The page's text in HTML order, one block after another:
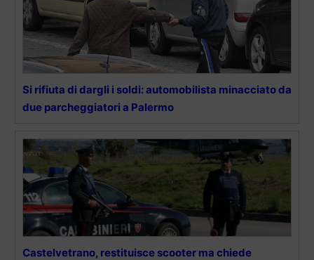
Si rifiuta di dargli i soldi: automobilista minacciato da
due parcheggiatori a Palermo
Castelvetrano, restituisce scooter ma chiede